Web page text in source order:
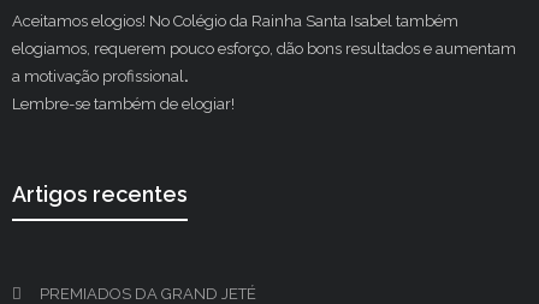
Aceitamos elogios! No Colégio da Rainha Santa Isabel também
elogiamos, requerem pouco esforço, dão bons resultados e aumentam
a motivação profissional.
Lembre-se também de elogiar!
Artigos recentes
PREMIADOS DA GRAND JETÉ